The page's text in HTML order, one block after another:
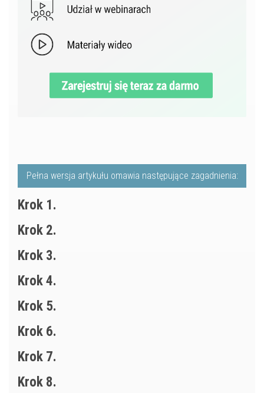
Pełna wersja artykułu omawia następujące zagadnienia:
Krok 1.
Krok 2.
Krok 3.
Krok 4.
Krok 5.
Krok 6.
Krok 7.
Krok 8.